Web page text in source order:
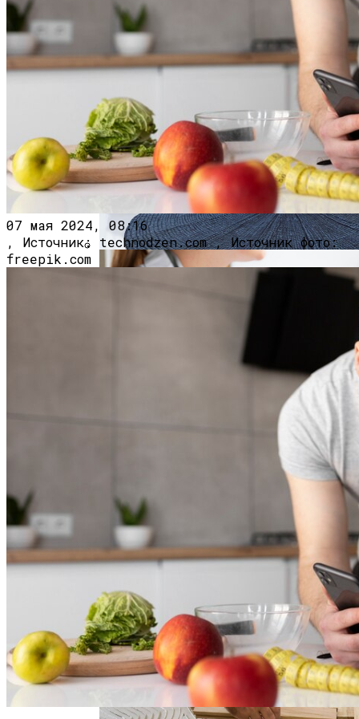
Врач Денисова Сообщила, Что
Избыточное Употребление Кофе И
Жирной Пищи Приводит К
Тромбообразованию
Использование Искусственного
Интеллекта Помогает Лучше
Подготовить Будущих Нейрохирургов
Модель, Подобная ChatGPT, Способна
Диагностировать Рак И Предлагать
Идеи Для Дизайна Квартиры: От Декора
До Масштабного Ремонта
Дизайн Квартиры Студии 40 Кв. М: Идеи
Для Оформления И Зонирования
07 мая 2024, 08:16
, Источник: technodzen.com , Источник фото:
freepik.com